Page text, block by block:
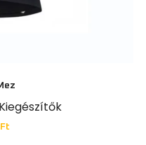
Kiegészítők
Ft